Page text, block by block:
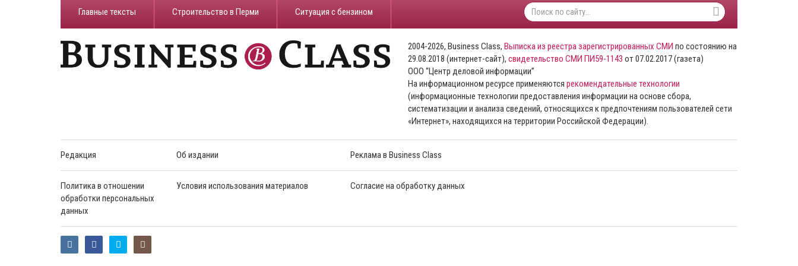
Главные тексты Строительство в Перми ​Ситуация с бензином
2004-2026, Business Class, Выписка из реестра зарегистрированных СМИ по состоянию на
29.08.2018 (интернет-сайт), свидетельство СМИ ПИ59-1143 от 07.02.2017 (газета)
ООО “Центр деловой информации”
На информационном ресурсе применяются рекомендательные технологии
(информационные технологии предоставления информации на основе сбора,
систематизации и анализа сведений, относящихся к предпочтениям пользователей сети
«Интернет», находящихся на территории Российской Федерации).
Редакция Об издании Реклама в Business Class
Политика в отношении
обработки персональных
данных
Условия использования материалов Согласие на обработку данных